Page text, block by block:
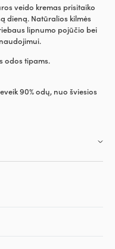
veido kremas prisitaiko
dieną. Natūralios kilmės
lipnumo pojūčio bei
odos tipams.
90% odų, nuo šviesios